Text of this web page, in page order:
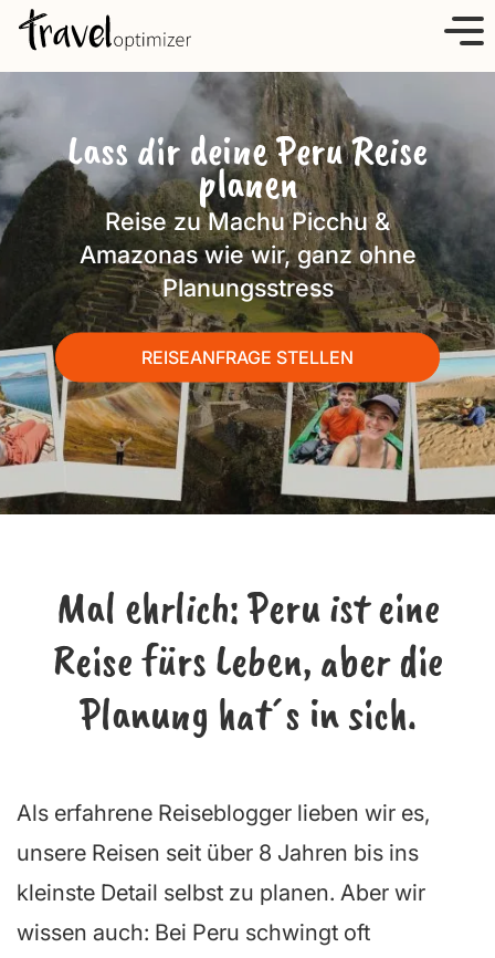
i
p
c
o
n
t
Lass dir deine Peru Reise
planen
Reise zu Machu Picchu &
Amazonas wie wir, ganz ohne
Planungsstress
REISEANFRAGE STELLEN
Mal ehrlich:Peru ist eine
Reise fürs Leben, aber die
Planung hat´s in sich.
Als erfahrene Reiseblogger lieben wir es,
unsere Reisen seit über 8 Jahren bis ins
kleinste Detail selbst zu planen. Aber wir
wissen auch: Bei Peru schwingt oft